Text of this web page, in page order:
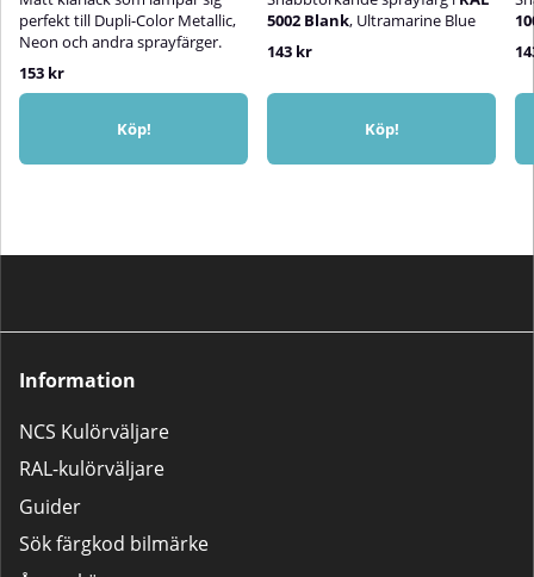
perfekt till Dupli-Color Metallic,
Neon och andra sprayfärger.
153 kr
Köp!
5002 Blank, Ultramarine Blue
143 kr
Köp!
Information
NCS Kulörväljare
RAL-kulörväljare
Guider
Sök färgkod bilmärke